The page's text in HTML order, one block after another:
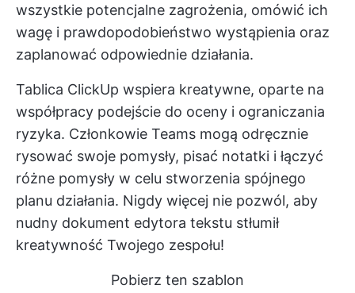
wszystkie potencjalne zagrożenia, omówić ich
wagę i prawdopodobieństwo wystąpienia oraz
zaplanować odpowiednie działania.
Tablica ClickUp wspiera kreatywne, oparte na
współpracy podejście do oceny i ograniczania
ryzyka. Członkowie Teams mogą odręcznie
rysować swoje pomysły, pisać notatki i łączyć
różne pomysły w celu stworzenia spójnego
planu działania. Nigdy więcej nie pozwól, aby
nudny dokument edytora tekstu stłumił
kreatywność Twojego zespołu!
Pobierz ten szablon